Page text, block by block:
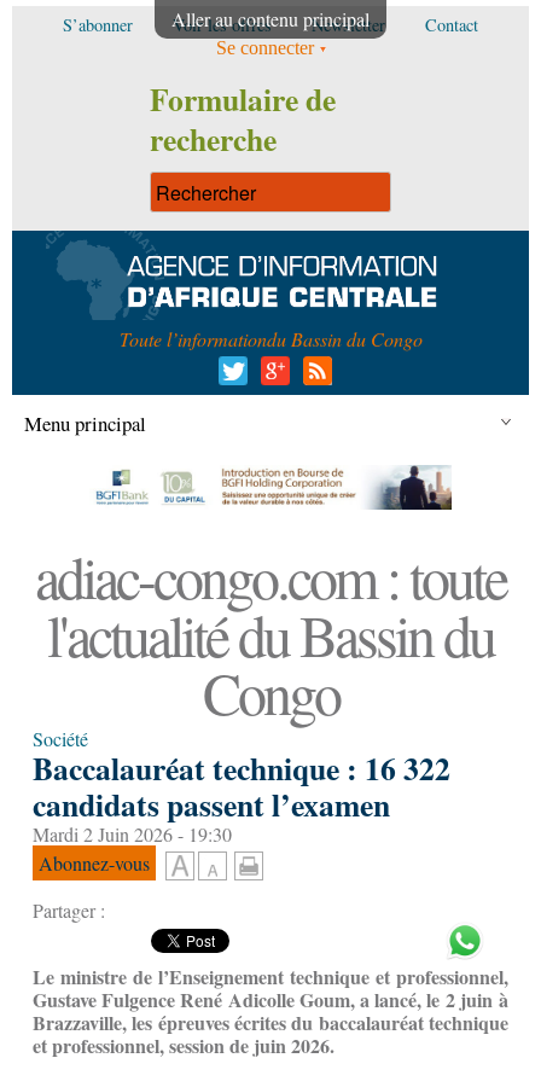
Aller au contenu principal
S’abonner Voir les offres Newsletter Contact
Se connecter
Formulaire de
recherche
Toute l’informationdu Bassin du Congo
Menu principal
adiac-congo.com : toute
l'actualité du Bassin du
Congo
Société
Baccalauréat technique : 16 322
candidats passent l’examen
Mardi 2 Juin 2026 - 19:30
Abonnez-vous
Partager :
Le ministre de l’Enseignement technique et professionnel,
Gustave Fulgence René Adicolle Goum, a lancé, le 2 juin à
Brazzaville, les épreuves écrites du baccalauréat technique
et professionnel, session de juin 2026.